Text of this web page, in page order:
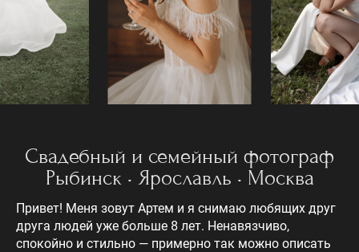
Свадебный и семейный фотограф
Рыбинск • Ярославль • Москва
Привет! Меня зовут Артем и я снимаю любящих друг
друга людей уже больше 8 лет. Ненавязчиво,
спокойно и стильно — примерно так можно описать